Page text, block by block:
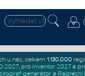
u nás, celkem 1.130.000
2027, pro Inventor 2027a
generátor a Regresní